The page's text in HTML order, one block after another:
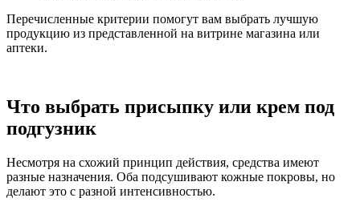
Перечисленные критерии помогут вам выбрать лучшую
продукцию из представленной на витрине магазина или
аптеки.
Что выбрать присыпку или крем под
подгузник
Несмотря на схожий принцип действия, средства имеют
разные назначения. Оба подсушивают кожные покровы, но
делают это с разной интенсивностью.